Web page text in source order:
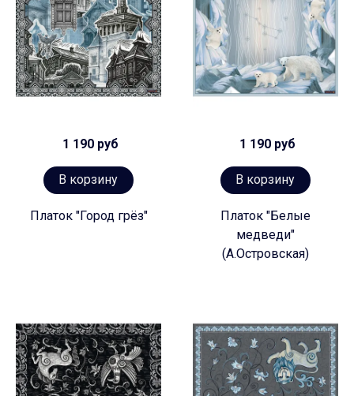
1 190 руб
В корзину
Платок "Город грёз"
1 190 руб
В корзину
Платок "Белые
медведи"
(А.Островская)